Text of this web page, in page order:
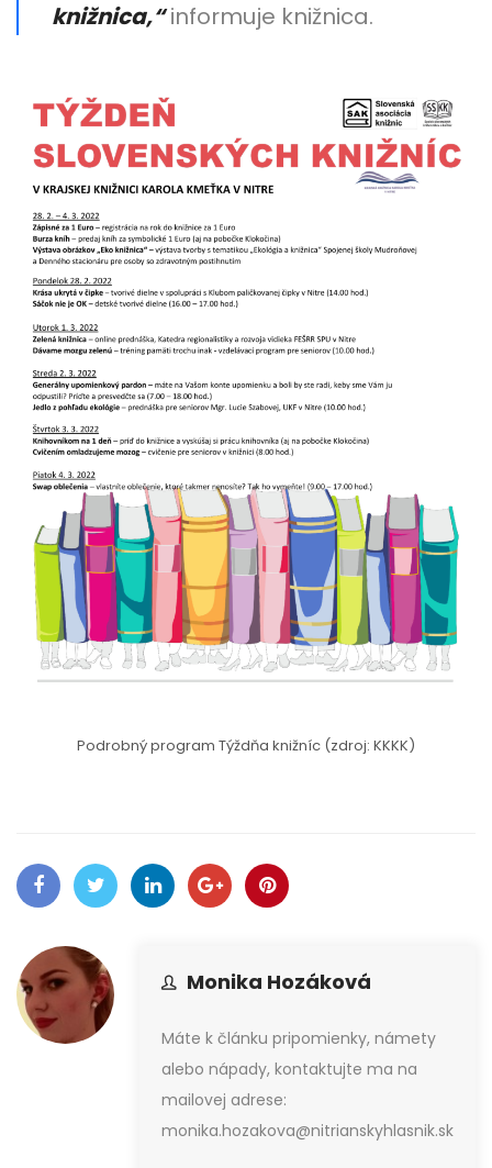
knižnica,“informuje knižnica.
Podrobný program Týždňa knižníc (zdroj: KKKK)
Monika Hozáková
Máte k článku pripomienky, námety
alebo nápady, kontaktujte ma na
mailovej adrese:
monika.hozakova@nitrianskyhlasnik.sk